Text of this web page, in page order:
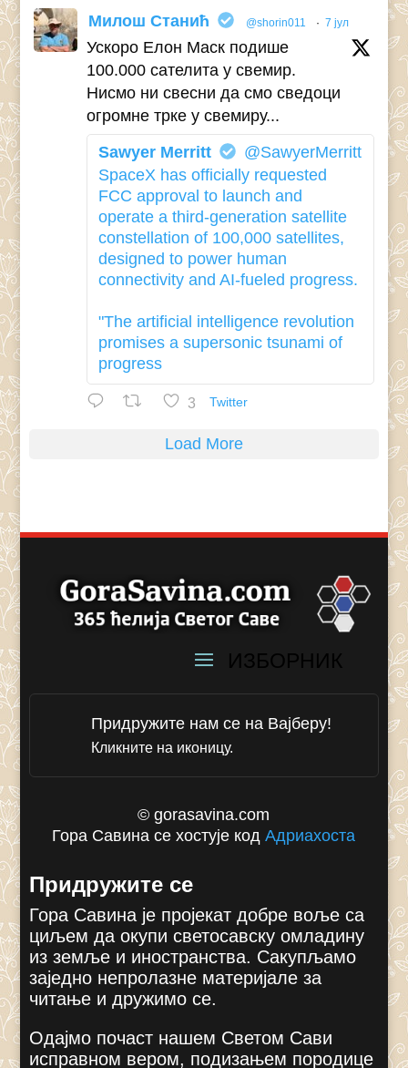
Милош Станић @shorin011 · 7 јул
Ускоро Елон Маск подише
100.000 сателита у свемир.
Нисмо ни свесни да смо сведоци
огромне трке у свемиру...
Sawyer Merritt
@SawyerMerritt
SpaceX has officially requested
FCC approval to launch and
operate a third-generation satellite
constellation of 100,000 satellites,
designed to power human
connectivity and AI-fueled progress.
"The artificial intelligence revolution
promises a supersonic tsunami of
progress
3 Twitter
Load More
Придружите нам се на Вајберу!
Кликните на иконицу.
© gorasavina.com
Гора Савина се хостује кодАдриахоста
Придружите се
Гора Савина је пројекат добре воље са
циљем да окупи светосавску омладину
из земље и иностранства. Сакупљамо
заједно непролазне материјале за
читање и дружимо се.
Одајмо почаст нашем Светом Сави
исправном вером, подизањем породице